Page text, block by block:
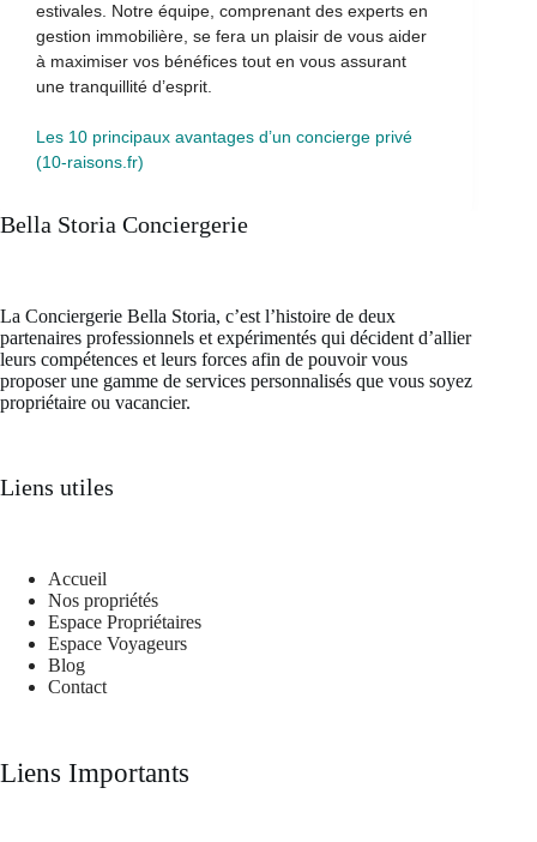
estivales. Notre équipe, comprenant des experts en
gestion immobilière, se fera un plaisir de vous aider
à maximiser vos bénéfices tout en vous assurant
une tranquillité d’esprit.
Les 10 principaux avantages d’un concierge privé
(10-raisons.fr)
Bella Storia Conciergerie
La Conciergerie Bella Storia, c’est l’histoire de deux
partenaires professionnels et expérimentés qui décident d’allier
leurs compétences et leurs forces afin de pouvoir vous
proposer une gamme de services personnalisés que vous soyez
propriétaire ou vacancier.
Liens utiles
Accueil
Nos propriétés
Espace Propriétaires
Espace Voyageurs
Blog
Contact
Liens Importants